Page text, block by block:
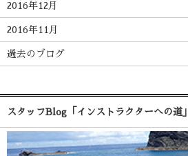
2016年12月
2016年11月
過去のブログ
スタッフBlog「インストラクターへの道」